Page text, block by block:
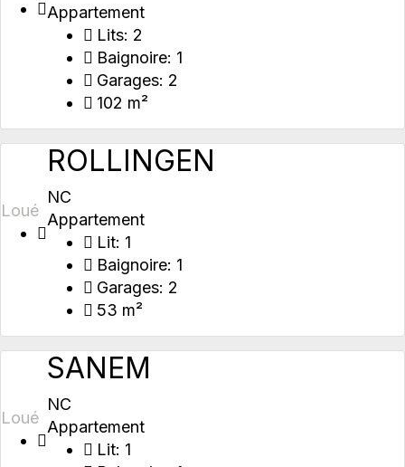
Appartement
Lits: 2
Baignoire: 1
Garages: 2
102 m²
Loué
ROLLINGEN
NC
Appartement
Lit: 1
Baignoire: 1
Garages: 2
53 m²
Loué
SANEM
NC
Appartement
Lit: 1